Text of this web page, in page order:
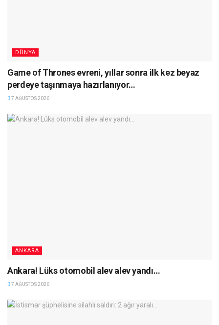
DÜNYA
Game of Thrones evreni, yıllar sonra ilk kez beyaz
perdeye taşınmaya hazırlanıyor…
7 AĞUSTOS 2026
ANKARA
Ankara! Lüks otomobil alev alev yandı…
7 AĞUSTOS 2026